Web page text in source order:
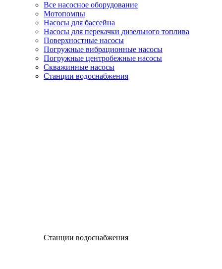
Все насосное оборудование
Мотопомпы
Насосы для бассейна
Насосы для перекачки дизельного топлива
Поверхностные насосы
Погружные вибрационные насосы
Погружные центробежные насосы
Скважинные насосы
Станции водоснабжения
Станции водоснабжения